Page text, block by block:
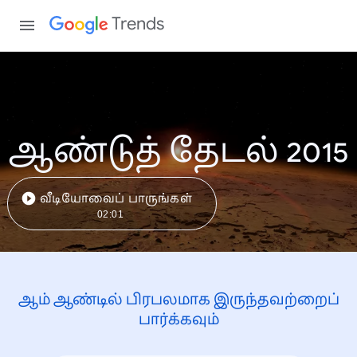
Trends
ஆண்டுத் தேடல் 2015
வீடியோவைப் பாருங்கள்
02:01
ஆம் ஆண்டில் பிரபலமாக இருந்தவற்றைப்
பார்க்கவும்